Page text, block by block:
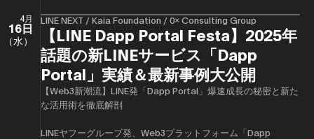
4月
16日
（水）
LINE NEXT / Kaia Foundation / 0x Consulting Group
【LINE Dapp Portal Festa】2025年
話題の新LINEサービス「Dapp
Portal」実績＆最新事例大公開
【Web3新潮流】LINE発「Dapp Portal」爆速成長の秘密と新た
な活用術を徹底解剖
LINEヤフーグループ発、Web3プラットフォーム「Dapp